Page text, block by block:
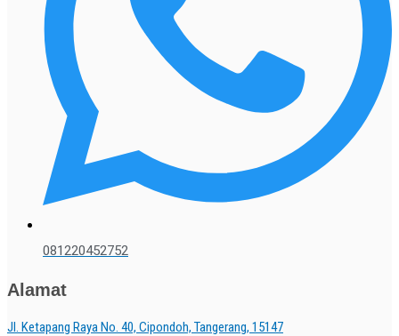
081220452752
Alamat
Jl. Ketapang Raya No. 40, Cipondoh, Tangerang, 15147